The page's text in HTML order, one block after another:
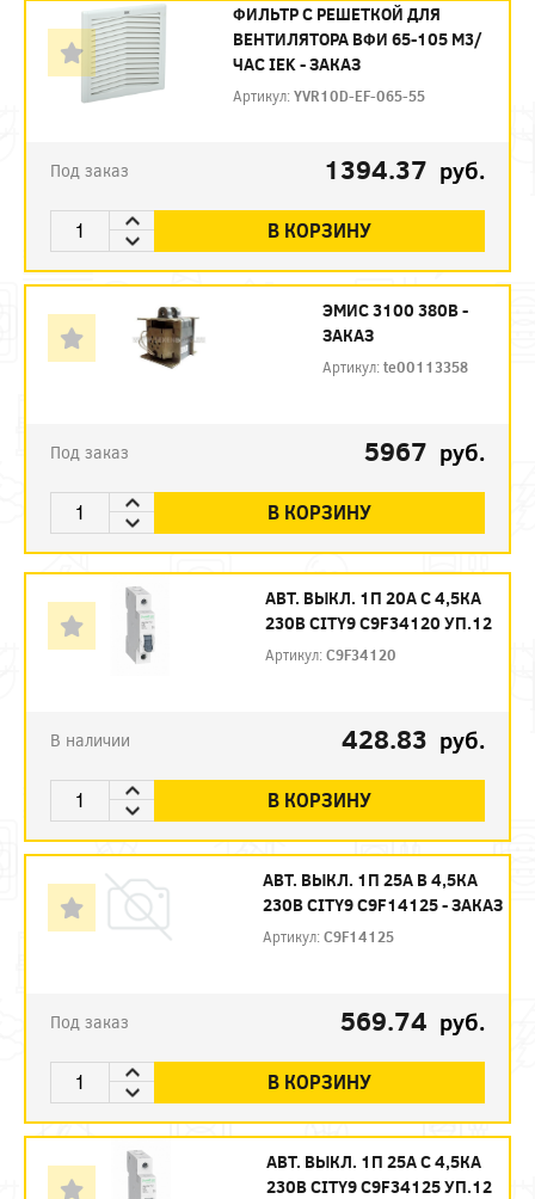
ФИЛЬТР C РЕШЕТКОЙ ДЛЯ
ВЕНТИЛЯТОРА ВФИ 65-105 М3/
ЧАС IEK - ЗАКАЗ
Артикул:YVR10D-EF-065-55
Под заказ 1394.37 руб.
В КОРЗИНУ
ЭМИС 3100 380В -
ЗАКАЗ
Артикул:te00113358
Под заказ 5967 руб.
В КОРЗИНУ
АВТ. ВЫКЛ. 1П 20А С 4,5КА
230В CITY9 C9F34120 УП.12
Артикул:C9F34120
В наличии 428.83 руб.
В КОРЗИНУ
АВТ. ВЫКЛ. 1П 25А B 4,5КА
230В CITY9 C9F14125 - ЗАКАЗ
Артикул:C9F14125
Под заказ 569.74 руб.
В КОРЗИНУ
АВТ. ВЫКЛ. 1П 25А С 4,5КА
230В CITY9 C9F34125 УП.12